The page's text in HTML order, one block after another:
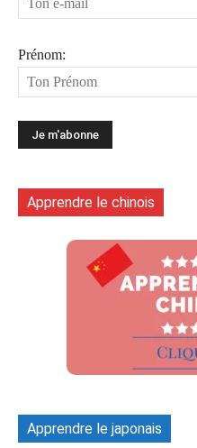
Prénom:
Apprendre le chinois
Apprendre le japonais